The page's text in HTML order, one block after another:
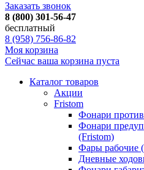
Заказать звонок
8 (800) 301-56-47
бесплатный
8 (958) 756-86-82
Моя корзина
Сейчас ваша корзина пуста
Каталог товаров
Акции
Fristom
Фонари
Фонари
(Fristom)
Фары рабочие
Дневные